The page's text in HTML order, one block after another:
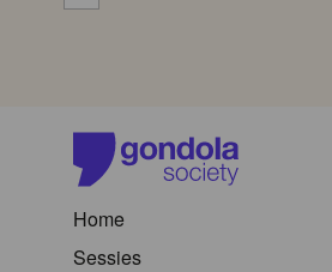
Home
Sessies